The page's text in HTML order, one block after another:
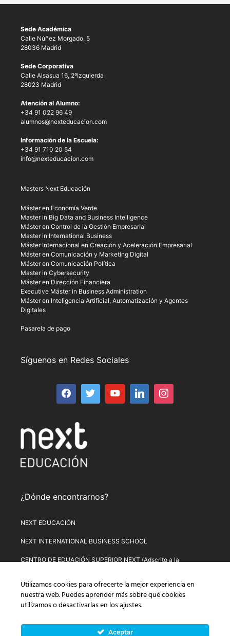
Sede Académica
Calle Núñez Morgado, 5
28036 Madrid
Sede Corporativa
Calle Alsasua 16, 2ºIzquierda
28023 Madrid
Atención al Alumno:
+34 91 022 96 49
alumnos@nexteducacion.com
Información de la Escuela:
+34 91 710 20 54
info@nexteducacion.com
Masters Next Educación
Máster en Economía Verde
Master in Big Data and Business Intelligence
Máster en Control de la Gestión Empresarial
Master in International Business
Máster Internacional en Creación y Aceleración Empresarial
Máster en Comunicación y Marketing Digital
Máster en Comunicación Política
Master in Cybersecurity
Máster en Dirección Financiera
Executive Máster in Business Administration
Máster en Inteligencia Artificial, Automatización y Agentes
Digitales
Pasarela de pago
Síguenos en Redes Sociales
¿Dónde encontrarnos?
NEXT EDUCACIÓN
NEXT INTERNATIONAL BUSINESS SCHOOL
CENTRO DE EDUACIÓN SUPERIOR NEXT (Adscrito a la
PLATAFORMA DE FORMACIÓN NEXT
Aviso Legal–Política de Privacidad–Términos y condiciones de
Formulario de Desistimiento
Utilizamos cookies para ofrecerte la mejor experiencia en
nuestra web. Puedes aprender más sobre qué cookies
utilizamos o desactivarlas en losajustes.
Aceptar